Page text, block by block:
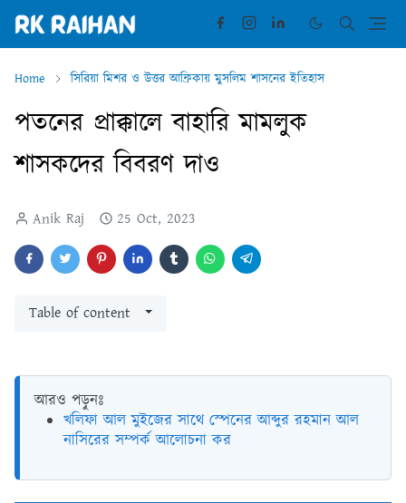
Home সিরিয়া মিশর ও উত্তর আফ্রিকায় মুসলিম শাসনের ইতিহাস
পতনের প্রাক্কালে বাহারি মামলুক
শাসকদের বিবরণ দাও
Anik Raj 25 Oct, 2023
Table of content
আরও পড়ুনঃ
খলিফা আল মুইজের সাথে স্পেনের আব্দুর রহমান আল
নাসিরের সম্পর্ক আলোচনা কর